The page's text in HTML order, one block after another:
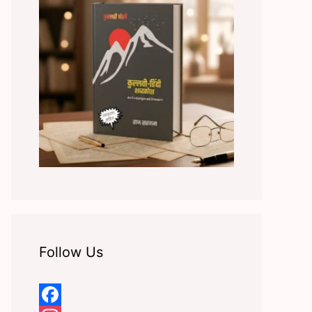
Follow Us